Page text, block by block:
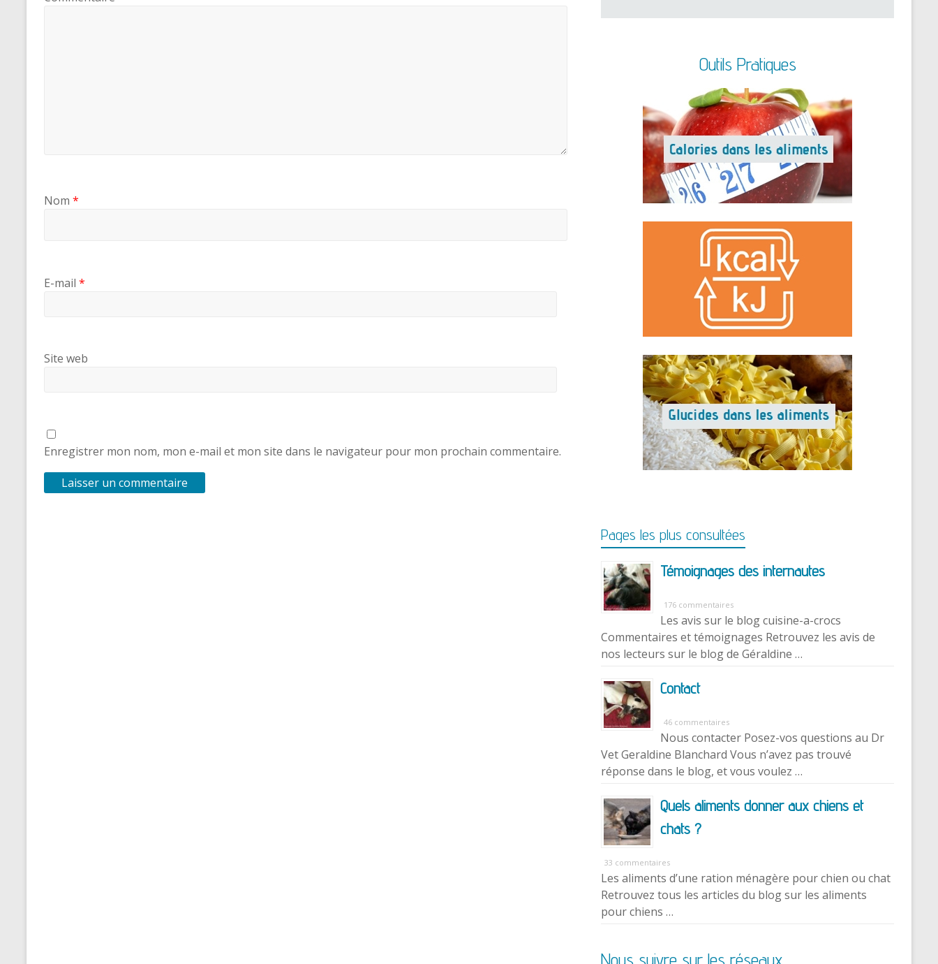
Nom *
E-mail *
Site web
Enregistrer mon nom, mon e-mail et mon site dans le navigateur pour mon prochain commentaire.
Outils Pratiques
Pages les plus consultées
Témoignages des internautes
176 commentaires
Les avis sur le blog cuisine-a-crocs
Commentaires et témoignages Retrouvez les avis de
nos lecteurs sur le blog de Géraldine …
Contact
46 commentaires
Nous contacter Posez-vos questions au Dr
Vet Geraldine Blanchard Vous n’avez pas trouvé
réponse dans le blog, et vous voulez …
Quels aliments donner aux chiens et
chats ?
33 commentaires
Les aliments d’une ration ménagère pour chien ou chat
Retrouvez tous les articles du blog sur les aliments
pour chiens …
Nous suivre sur les réseaux